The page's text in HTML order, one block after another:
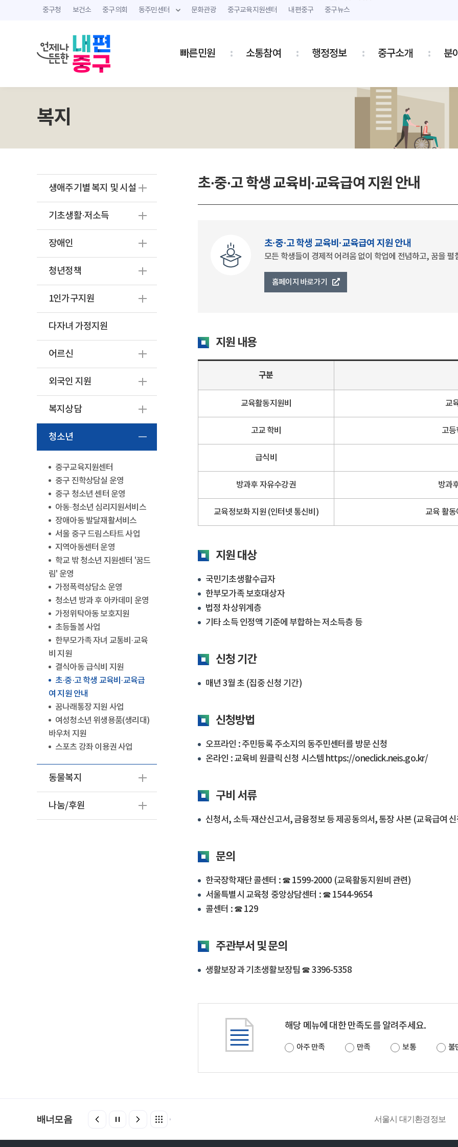
중구청 보건소 중구의회 동주민센터 문화관광 중구교육지원센터 내편중구 중구뉴스
빠른민원 소통참여 행정정보 중구소개 분
복지
생애주기별 복지 및 시설
기초생활·저소득
장애인
청년정책
1인가구지원
다자녀 가정지원
어르신
외국인 지원
복지상담
청소년
중구교육지원센터
중구 진학상담실 운영
중구 청소년 센터 운영
아동·청소년 심리지원서비스
장애아동 발달재활서비스
서울 중구 드림스타트 사업
지역아동센터 운영
학교 밖 청소년 지원센터 '꿈드
림' 운영
가정폭력상담소 운영
청소년 방과 후 아카데미 운영
가정위탁아동 보호지원
초등돌봄 사업
한부모가족 자녀 교통비·교육
비 지원
결식아동 급식비 지원
초·중·고 학생 교육비·교육급
여 지원 안내
꿈나래통장 지원 사업
여성청소년 위생용품(생리대)
바우처 지원
스포츠 강좌 이용권 사업
동물복지
나눔/후원
초·중·고 학생 교육비·교육급여 지원 안내
초·중·고 학생 교육비·교육급여 지원 안내
모든 학생들이 경제적 어려움 없이 학업에 전념하고, 꿈을 펼
홈페이지 바로가기
지원 내용
구분
교육활동지원비 교
고교 학비 고등
급식비
방과후 자유수강권 방과
교육정보화 지원 (인터넷 통신비) 교육 활
지원 대상
국민기초생활수급자
한부모가족 보호대상자
법정 차상위계층
기타 소득 인정액 기준에 부합하는 저소득층 등
신청 기간
매년 3월 초 (집중 신청 기간)
신청방법
오프라인 : 주민등록 주소지의 동주민센터를 방문 신청
온라인 : 교육비 원클릭 신청 시스템 https://oneclick.neis.go.kr/
구비 서류
신청서, 소득·재산신고서, 금융정보 등 제공동의서, 통장 사본 (교육급여
문의
한국장학재단 콜센터 : ☎ 1599-2000 (교육활동지원비 관련)
서울특별시 교육청 중앙상담센터 : ☎ 1544-9654
콜센터 : ☎ 129
주관부서 및 문의
생활보장과 기초생활보장팀 ☎ 3396-5358
해당 메뉴에 대한 만족도를 알려주세요.
아주 만족 만족 보통 불
배너모음 서울시 대기환경정보